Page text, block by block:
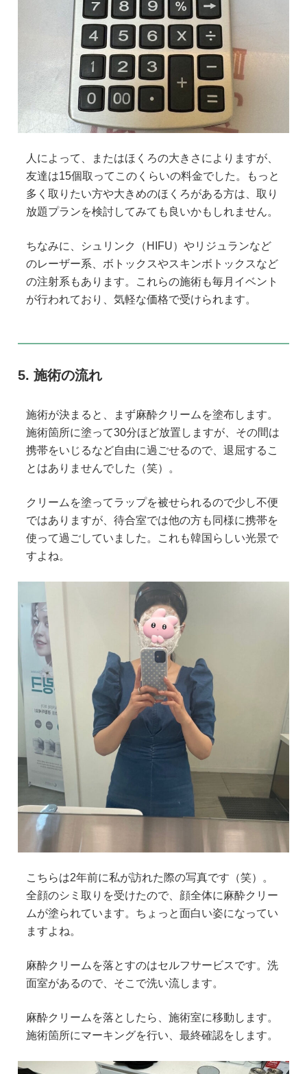
人によって、またはほくろの大きさによりますが、
友達は15個取ってこのくらいの料金でした。もっと
多く取りたい方や大きめのほくろがある方は、取り
放題プランを検討してみても良いかもしれません。
ちなみに、シュリンク（HIFU）やリジュランなど
のレーザー系、ボトックスやスキンボトックスなど
の注射系もあります。これらの施術も毎月イベント
が行われており、気軽な価格で受けられます。
施術の流れ
施術が決まると、まず麻酔クリームを塗布します。
施術箇所に塗って30分ほど放置しますが、その間は
携帯をいじるなど自由に過ごせるので、退屈するこ
とはありませんでした（笑）。
クリームを塗ってラップを被せられるので少し不便
ではありますが、待合室では他の方も同様に携帯を
使って過ごしていました。これも韓国らしい光景で
すよね。
こちらは2年前に私が訪れた際の写真です（笑）。
全顔のシミ取りを受けたので、顔全体に麻酔クリー
ムが塗られています。ちょっと面白い姿になってい
ますよね。
麻酔クリームを落とすのはセルフサービスです。洗
面室があるので、そこで洗い流します。
麻酔クリームを落としたら、施術室に移動します。
施術箇所にマーキングを行い、最終確認をします。
六本木院
福岡院
六本木院
福岡院
六本木院